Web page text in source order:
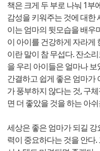
책은 크게 두 부로 나눠 1부
감성을 키워주는 것에 대한
이는 엄마의 뒷모습을 배우
이 아이를 건강하게 자라게
이란 말이 참 무섭다. 잔소
을 우리 아이들은 얼마나 보
간결하고 쉽게 좋은 엄마가
가 풍부하지 않다는 것, 구
면 더 좋았을 것을 하는 아
세상은 좋은 엄마가 되길
력이 중요하다는 것을 안다